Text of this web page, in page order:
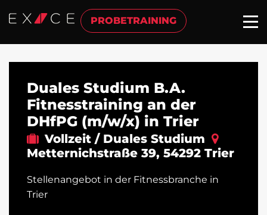
PROBETRAINING
Duales Studium B.A.
Fitnesstraining an der
DHfPG (m/w/x) in Trier
Vollzeit / Duales Studium
Metternichstraße 39, 54292 Trier
Stellenangebot in der Fitnessbranche in
Trier